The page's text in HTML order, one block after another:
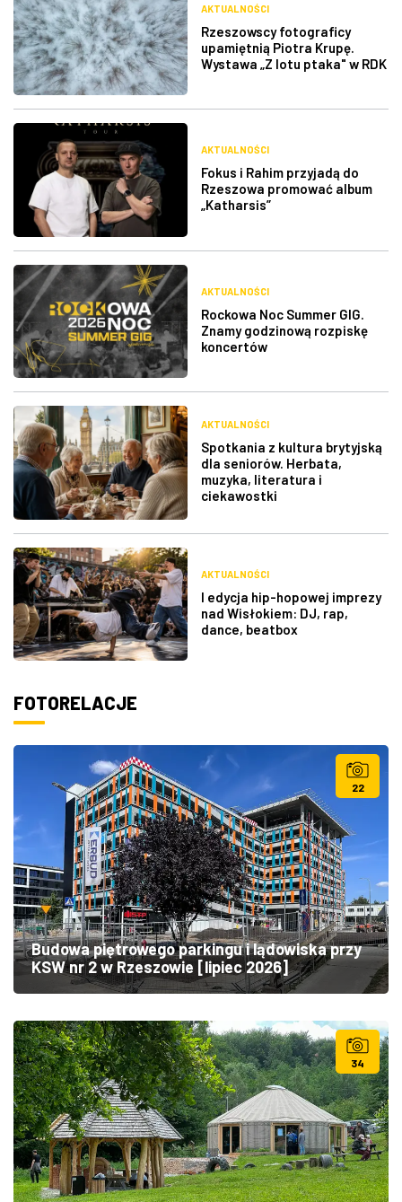
AKTUALNOŚCI
Rzeszowscy fotograficy
upamiętnią Piotra Krupę.
Wystawa „Z lotu ptaka" w RDK
AKTUALNOŚCI
Fokus i Rahim przyjadą do
Rzeszowa promować album
„Katharsis”
AKTUALNOŚCI
Rockowa Noc Summer GIG.
Znamy godzinową rozpiskę
koncertów
AKTUALNOŚCI
Spotkania z kultura brytyjską
dla seniorów. Herbata,
muzyka, literatura i
ciekawostki
AKTUALNOŚCI
I edycja hip-hopowej imprezy
nad Wisłokiem: DJ, rap,
dance, beatbox
FOTORELACJE
22
Budowa piętrowego parkingu i lądowiska przy
KSW nr 2 w Rzeszowie [lipiec 2026]
34